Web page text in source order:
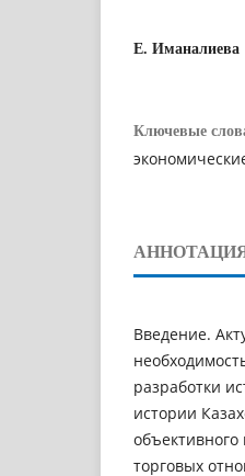
Е. Иманалиева
Ключевые
Введение.
разработки
истории
объективного
торговых